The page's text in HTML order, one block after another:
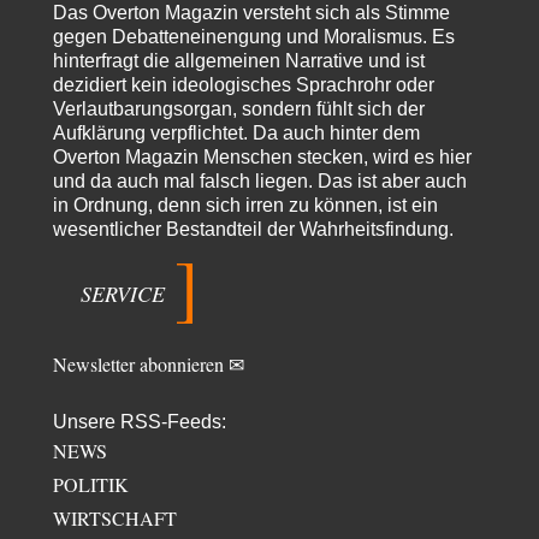
Russische Blockade des Schwarzen Meeres
"Ohne tragfähige Argumentation wirds wohl eher nix mit dem
„mainstraem näherbringen“…" Natürlich nicht! Da haben…
Grottenolmvor 9 Stunden zu:
Die von Selenskij angeordnete 40-Tage-Operation hat den
Krieg weiter eskaliert
Natürlich ist Russland scheinbar zögerlich, inkonsequent, reagiert immer
nur . Aber es ist vielleicht, wie…
Patient 0vor 14 Stunden zu:
Helmut Schelsky – Der Mann, der den Marxismus überlebte
> Eine schwammige Kritik, die nicht an der Theorie nachweist, dass die
fehlerhaft oder unvollständig…
vor 16 Stunden zu:
Entkernen, Umfunktionieren und (feindlich) Übernehmen
Die NATO-Manöver gibt es noch. Mehr, als, zuvor, größere, nur eben jetzt
Urteil des Bundesverwaltungsgerichts zur ewigen
Geheimhaltung
erschafft bessere Feinde als…
Das Overton Magazin versteht sich als Stimme
gegen Debatteneinengung und Moralismus. Es
hinterfragt die allgemeinen Narrative und ist
dezidiert kein ideologisches Sprachrohr oder
Verlautbarungsorgan, sondern fühlt sich der
Aufklärung verpflichtet. Da auch hinter dem
Overton Magazin Menschen stecken, wird es hier
und da auch mal falsch liegen. Das ist aber auch
in Ordnung, denn sich irren zu können, ist ein
wesentlicher Bestandteil der Wahrheitsfindung.
SERVICE
Newsletter abonnieren ✉
Unsere RSS-Feeds:
NEWS
POLITIK
WIRTSCHAFT